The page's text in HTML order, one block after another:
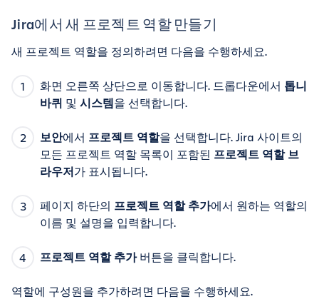
Jira에서 새 프로젝트 역할 만들기
새 프로젝트 역할을 정의하려면 다음을 수행하세요.
화면 오른쪽 상단으로 이동합니다. 드롭다운에서 톱니
바퀴 및 시스템을 선택합니다.
보안에서 프로젝트 역할을 선택합니다. Jira 사이트의
모든 프로젝트 역할 목록이 포함된 프로젝트 역할 브
라우저가 표시됩니다.
페이지 하단의 프로젝트 역할 추가에서 원하는 역할의
이름 및 설명을 입력합니다.
프로젝트 역할 추가버튼을 클릭합니다.
역할에 구성원을 추가하려면 다음을 수행하세요.